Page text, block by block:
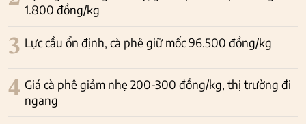
1.800 đồng/kg
3 Lực cầu ổn định, cà phê giữ mốc 96.500 đồng/kg
4 Giá cà phê giảm nhẹ 200-300 đồng/kg, thị trường đi
ngang